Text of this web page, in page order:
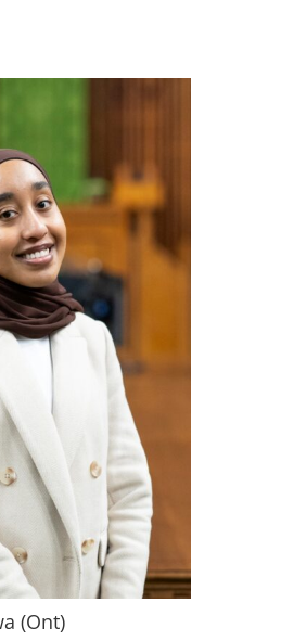
(Ont)